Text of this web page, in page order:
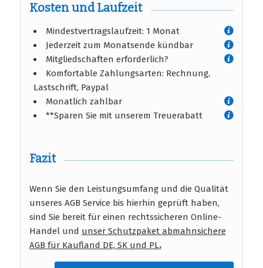
Kosten und Laufzeit
Mindestvertragslaufzeit: 1 Monat
Jederzeit zum Monatsende kündbar
Mitgliedschaften erforderlich?
Komfortable Zahlungsarten: Rechnung,
Lastschrift, Paypal
Monatlich zahlbar
**Sparen Sie mit unserem Treuerabatt
Fazit
Wenn Sie den Leistungsumfang und die Qualität
unseres AGB Service bis hierhin geprüft haben,
sind Sie bereit für einen rechtssicheren Online-
Handel und unser Schutzpaket abmahnsichere
AGB für Kaufland DE, SK und PL.